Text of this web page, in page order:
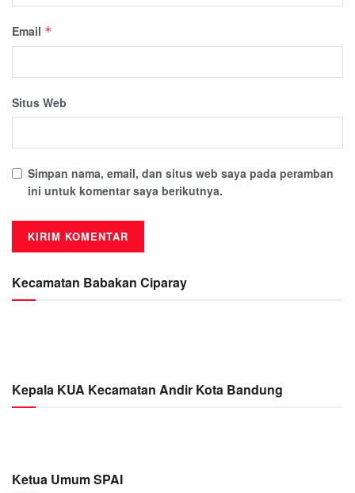
Email *
Situs Web
Simpan nama, email, dan situs web saya pada peramban
ini untuk komentar saya berikutnya.
Kecamatan Babakan Ciparay
Kepala KUA Kecamatan Andir Kota Bandung
Ketua Umum SPAI